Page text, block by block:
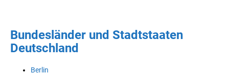
Bundesländer und Stadtstaaten
Deutschland
Berlin